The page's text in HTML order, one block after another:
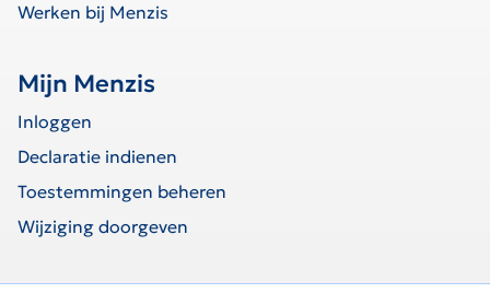
Werken bij Menzis
Mijn Menzis
Inloggen
Declaratie indienen
Toestemmingen beheren
Wijziging doorgeven